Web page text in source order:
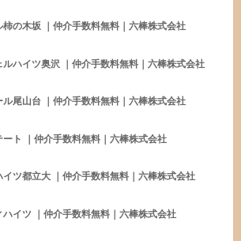
柿の木坂 ｜仲介手数料無料｜六棒株式会社
ルハイツ奥沢 ｜仲介手数料無料｜六棒株式会社
ル尾山台 ｜仲介手数料無料｜六棒株式会社
ート ｜仲介手数料無料｜六棒株式会社
イツ都立大 ｜仲介手数料無料｜六棒株式会社
ハイツ ｜仲介手数料無料｜六棒株式会社